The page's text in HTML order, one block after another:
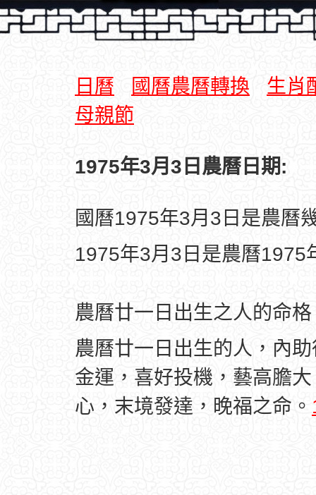
日曆 國曆農曆轉換
生肖
母親節
1975年3月3日農曆日期:
國曆1975年3月3日是農曆
1975年3月3日是農曆1975
農曆廿一日出生之人的命
農曆廿一日出生的人，內
金運，喜好投機，藝高膽
心，末境發達，晚福之命。